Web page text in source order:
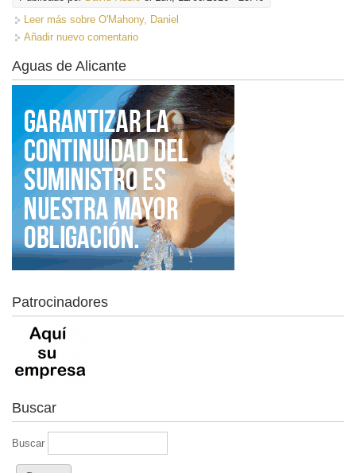
Leer más sobre O'Mahony, Daniel
Añadir nuevo comentario
Aguas de Alicante
Patrocinadores
Buscar
Buscar